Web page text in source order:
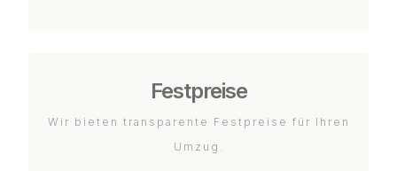
Festpreise
Wir bieten transparente Festpreise für Ihren
Umzug.